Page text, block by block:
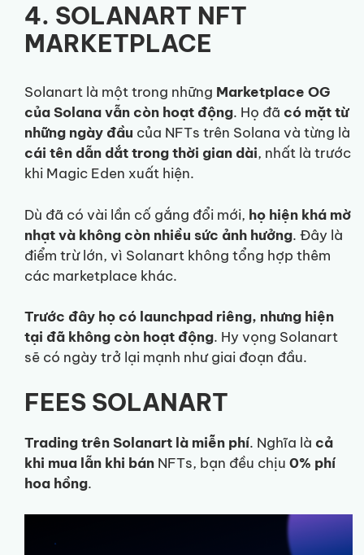
4. SOLANART NFT
MARKETPLACE
Solanart là một trong những Marketplace OG
của Solana vẫn còn hoạt động. Họ đã có mặt từ
những ngày đầu của NFTs trên Solana và từng là
cái tên dẫn dắt trong thời gian dài, nhất là trước
khi Magic Eden xuất hiện.
Dù đã có vài lần cố gắng đổi mới, họ hiện khá mờ
nhạt và không còn nhiều sức ảnh hưởng. Đây là
điểm trừ lớn, vì Solanart không tổng hợp thêm
các marketplace khác.
Trước đây họ có launchpad riêng, nhưng hiện
tại đã không còn hoạt động. Hy vọng Solanart
sẽ có ngày trở lại mạnh như giai đoạn đầu.
FEES SOLANART
Trading trên Solanart là miễn phí. Nghĩa là cả
khi mua lẫn khi bán NFTs, bạn đều chịu 0% phí
hoa hồng.